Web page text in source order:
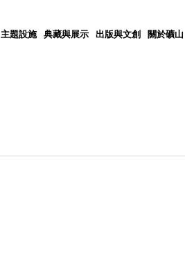
主題設施 典藏與展示 出版與文創 關於礦山